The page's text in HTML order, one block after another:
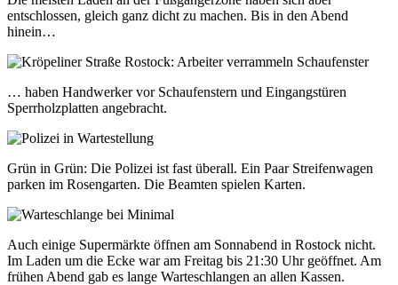
entschlossen, gleich ganz dicht zu machen. Bis in den Abend
hinein…
… haben Handwerker vor Schaufenstern und Eingangstüren
Sperrholzplatten angebracht.
Grün in Grün: Die Polizei ist fast überall. Ein Paar Streifenwagen
parken im Rosengarten. Die Beamten spielen Karten.
Auch einige Supermärkte öffnen am Sonnabend in Rostock nicht.
Im Laden um die Ecke war am Freitag bis 21:30 Uhr geöffnet. Am
frühen Abend gab es lange Warteschlangen an allen Kassen.